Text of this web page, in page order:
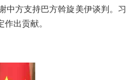
中方支持巴方斡旋美伊谈判。习
出贡献。